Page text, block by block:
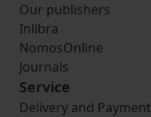
Our publishers
Inlibra
NomosOnline
Journals
Service
Delivery and Payment